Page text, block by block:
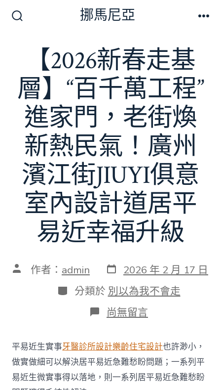
關
挪馬尼亞
【2026新春走基
層】“百千萬工程”
進家門，老街煥
新熱民氣！廣州
濱江街JIUYI俱意
室內設計道居平
易近幸福升級
文 作者： admin 發
表
日
期
2026 年 2 月 17 日
分
類
分類於 別以為我不會走
在
〈【2026
春
走
基
層】
“百
尚無留言
平易近生實事牙醫診所設計樂齡住宅設計也許渺小，
做實做細可以解決居平易近急難愁盼問題；一系列平
易近生微實事得以落地，則一系列居平易近急難愁盼